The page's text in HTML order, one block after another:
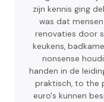
zijn kennis ging
was dat
renovaties door
keukens,
nonsense
handen in de
praktisch, to the
euro's kunnen